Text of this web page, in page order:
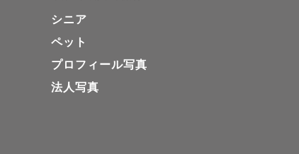
🌷アー
金額:
撮影時
納品枚
･おく
シニア
ペット
プロフィール写真
法人写真